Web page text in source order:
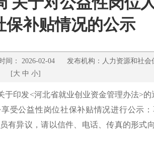
保补贴情况的公示
： 2026-02-04 发布机构：人力资源和社
[大 中 小]
于印发<河北省就业创业资金管理办法>
受公益性岗位社保补贴情况进行公示
有异议，请以信件、电话、传真的形式